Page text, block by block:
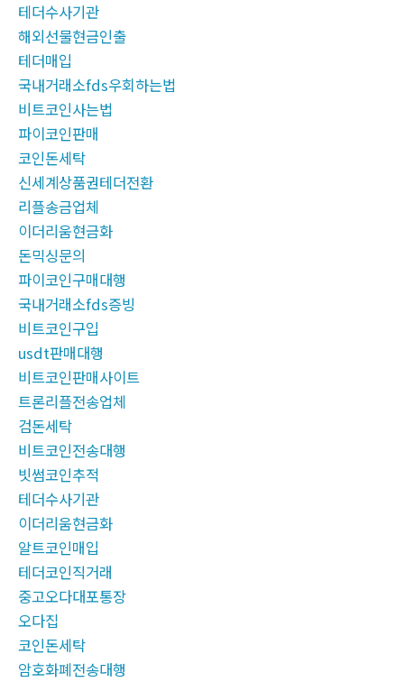
테더수사기관
해외선물현금인출
테더매입
국내거래소fds우회하는법
비트코인사는법
파이코인판매
코인돈세탁
신세계상품권테더전환
리플송금업체
이더리움현금화
돈믹싱문의
파이코인구매대행
국내거래소fds증빙
비트코인구입
usdt판매대행
비트코인판매사이트
트론리플전송업체
검돈세탁
비트코인전송대행
빗썸코인추적
테더수사기관
이더리움현금화
알트코인매입
테더코인직거래
중고오다대포통장
오다집
코인돈세탁
암호화폐전송대행